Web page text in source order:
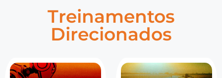
Treinamentos
Direcionados